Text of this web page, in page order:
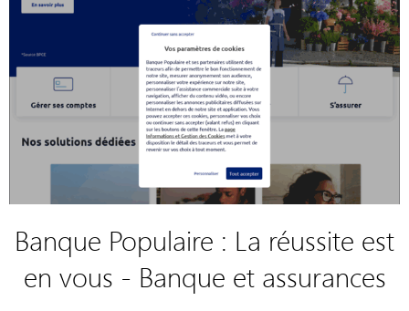
Banque Populaire : La réussite est
en vous - Banque et assurances